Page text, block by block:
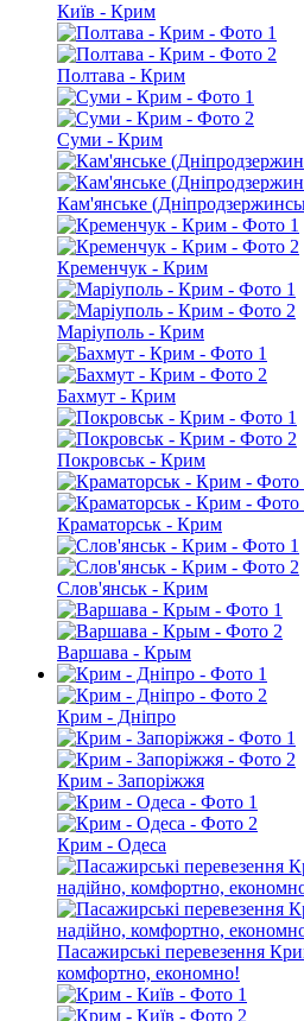
Київ - Крим
Полтава - Крим
Суми - Крим
Кам'янське
Кременчук - Крим
Маріуполь - Крим
Бахмут - Крим
Покровськ - Крим
Краматорськ - Крим
Слов'янськ - Крим
Варшава - Крым
Крим - Дніпро
Крим - Запоріжжя
Крим - Одеса
Пасажирські перевезення
комфортно, економно!